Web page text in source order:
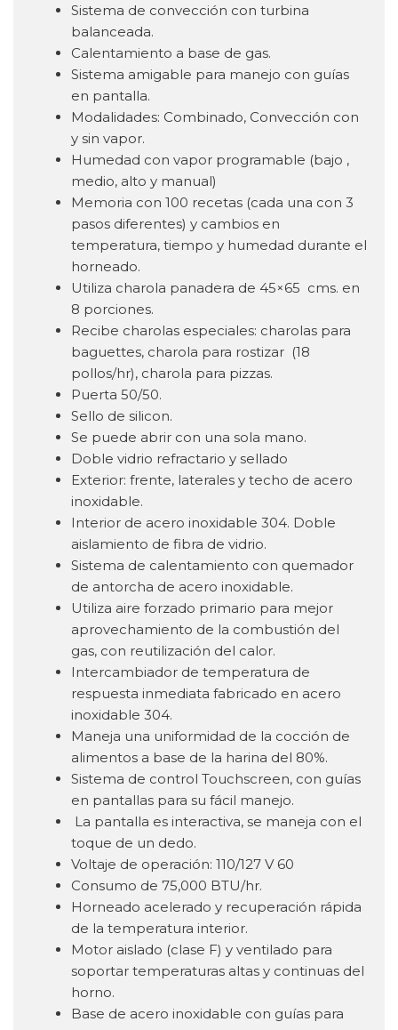
Sistema de convección con turbina
balanceada.
Calentamiento a base de gas.
Sistema amigable para manejo con guías
en pantalla.
Modalidades: Combinado, Convección con
y sin vapor.
Humedad con vapor programable (bajo ,
medio, alto y manual)
Memoria con 100 recetas (cada una con 3
pasos diferentes) y cambios en
temperatura, tiempo y humedad durante el
horneado.
Utiliza charola panadera de 45×65 cms. en
8 porciones.
Recibe charolas especiales: charolas para
baguettes, charola para rostizar (18
pollos/hr), charola para pizzas.
Puerta 50/50.
Sello de silicon.
Se puede abrir con una sola mano.
Doble vidrio refractario y sellado
Exterior: frente, laterales y techo de acero
inoxidable.
Interior de acero inoxidable 304. Doble
aislamiento de fibra de vidrio.
Sistema de calentamiento con quemador
de antorcha de acero inoxidable.
Utiliza aire forzado primario para mejor
aprovechamiento de la combustión del
gas, con reutilización del calor.
Intercambiador de temperatura de
respuesta inmediata fabricado en acero
inoxidable 304.
Maneja una uniformidad de la cocción de
alimentos a base de la harina del 80%.
Sistema de control Touchscreen, con guías
en pantallas para su fácil manejo.
La pantalla es interactiva, se maneja con el
toque de un dedo.
Voltaje de operación: 110/127 V 60
Consumo de 75,000 BTU/hr.
Horneado acelerado y recuperación rápida
de la temperatura interior.
Motor aislado (clase F) y ventilado para
soportar temperaturas altas y continuas del
horno.
Base de acero inoxidable con guías para